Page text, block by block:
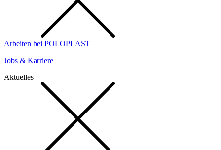
Arbeiten bei POLOPLAST
Jobs & Karriere
Aktuelles